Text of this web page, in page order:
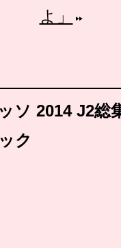
よ」
ソ 2014 J2総
ク